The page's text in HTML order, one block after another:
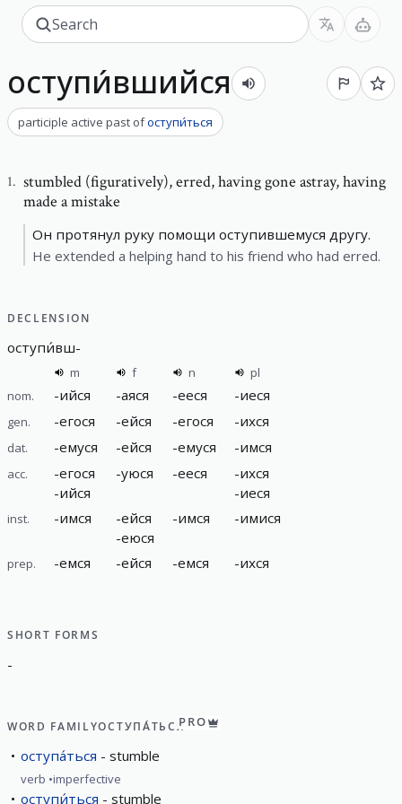
оступи́вшийся
participle active past ofоступи́ться
1. stumbled (figuratively),erred, having gone astray, having
made a mistake
Он протянул руку помощи оступившемуся другу.
He extended a helping hand to his friend who had erred.
DECLENSION
оступи́вш-
m f n
pl
nom.
-ийся -аяся -ееся -иеся
gen. -егося -ейся -егося -ихся
dat. -емуся -ейся -емуся -имся
acc. -егося
-ийся
-уюся -ееся -ихся
-иеся
inst. -имся -ейся
-еюся
-имся -имися
prep. -емся -ейся -емся -ихся
SHORT FORMS
-
WORD FAMILYОСТУПА́ТЬСЯPRO
оступа́ться stumble
verb imperfective
оступи́ться stumble